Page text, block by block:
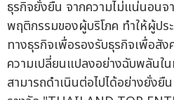
ธุรกิจยั่งยืน จากความไม่แน่นอนจ
พฤติกรรมของผู้บริโภค ทำให้ผู้ปร
ทางธุรกิจเพื่อรองรับธุรกิจเพื่อสั
ความเปลี่ยนแปลงอย่างฉับพลันใ
สามารถดำเนินต่อไปได้อย่างยั่งยื